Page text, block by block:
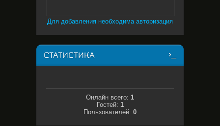
Для добавления необходима авторизация
СТАТИСТИКА
Онлайн всего: 1
Гостей: 1
Пользователей: 0